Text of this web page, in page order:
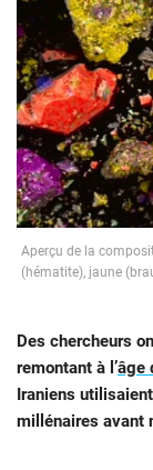
Aperçu de la
(hématite), jaune
Des chercheurs
remontant à l’âge
Iraniens
millénaires avant